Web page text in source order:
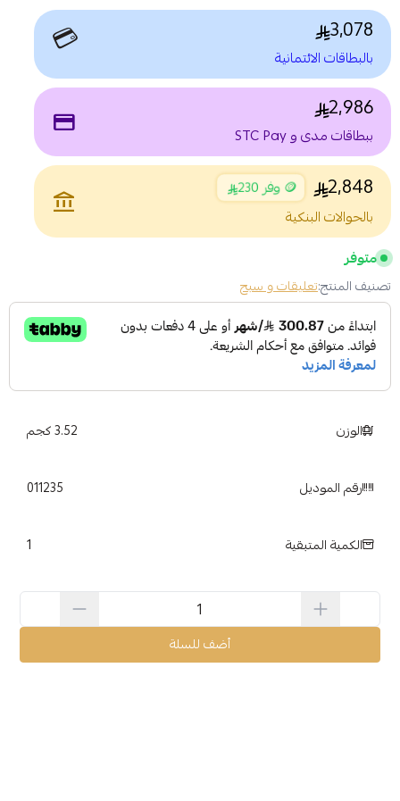
3,078
بالبطاقات الائتمانية 💳
2,986
ببطاقات مدى و STC Pay payment
2,848 🪙 وفر 230
بالحوالات البنكية
account_balance
متوفر
تصنيف المنتج:تعليقات و سبح
الوزن 3.52 كجم
رقم الموديل 011235
الكمية المتبقية 1
أضف للسلة